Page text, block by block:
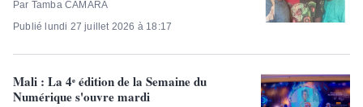
Par Tamba CAMARA
Publié lundi 27 juillet 2026 à 18:17
Mali : La 4ᵉ édition de la Semaine du
Numérique s'ouvre mardi